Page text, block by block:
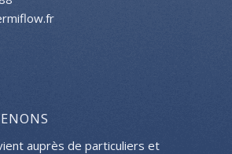
auprès de particuliers et